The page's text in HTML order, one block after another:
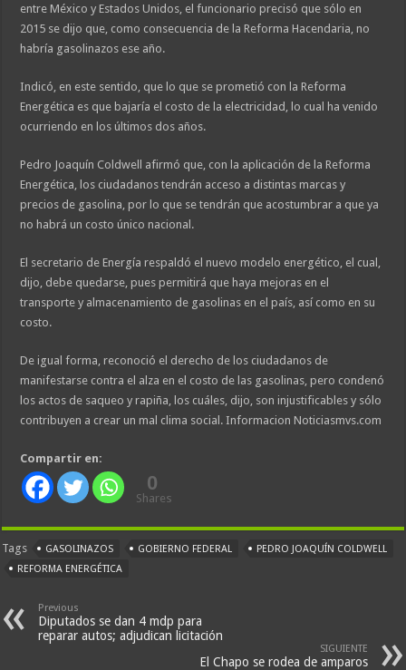
entre México y Estados Unidos, el funcionario precisó que sólo en
2015 se dijo que, como consecuencia de la Reforma Hacendaria, no
habría gasolinazos ese año.
Indicó, en este sentido, que lo que se prometió con la Reforma
Energética es que bajaría el costo de la electricidad, lo cual ha venido
ocurriendo en los últimos dos años.
Pedro Joaquín Coldwell afirmó que, con la aplicación de la Reforma
Energética, los ciudadanos tendrán acceso a distintas marcas y
precios de gasolina, por lo que se tendrán que acostumbrar a que ya
no habrá un costo único nacional.
El secretario de Energía respaldó el nuevo modelo energético, el cual,
dijo, debe quedarse, pues permitirá que haya mejoras en el
transporte y almacenamiento de gasolinas en el país, así como en su
costo.
De igual forma, reconoció el derecho de los ciudadanos de
manifestarse contra el alza en el costo de las gasolinas, pero condenó
los actos de saqueo y rapiña, los cuáles, dijo, son injustificables y sólo
contribuyen a crear un mal clima social. Informacion Noticiasmvs.com
Compartir en:
0
Shares
Tags GASOLINAZOS GOBIERNO FEDERAL
PEDRO JOAQUÍN COLDWELL
REFORMA ENERGÉTICA
Previous
Diputados se dan 4 mdp para
reparar autos; adjudican licitación
SIGUIENTE
El Chapo se rodea de amparos